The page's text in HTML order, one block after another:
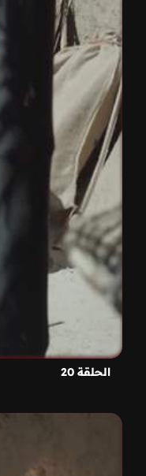
الحلقة 20